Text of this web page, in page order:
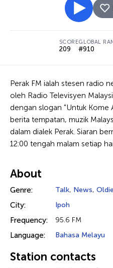
SCORE
209
GLOBAL
#910
Perak FM ialah stesen radio
oleh Radio Televisyen
dengan slogan "Untuk Kome
berita tempatan, muzik
dalam dialek Perak. Siaran
12:00 tengah malam setiap
About
Genre: Talk, News,
City: Ipoh
Frequency: 95.6 FM
Language: Bahasa Melayu
Station contacts